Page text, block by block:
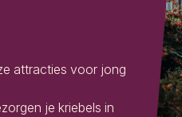
attracties voor jong
je kriebels in